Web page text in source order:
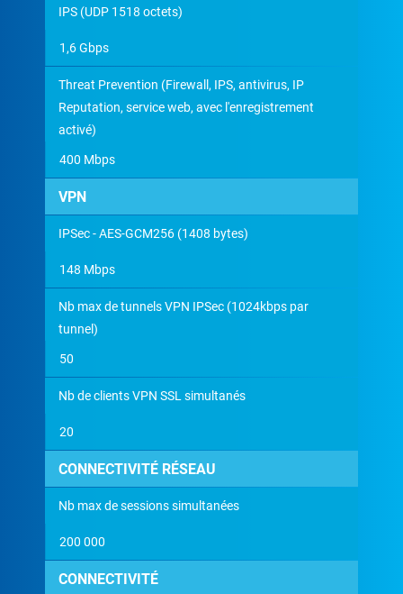
IPS (UDP 1518 octets)
1,6 Gbps
Threat Prevention (Firewall, IPS, antivirus, IP
Reputation, service web, avec l'enregistrement
activé)
400 Mbps
VPN
IPSec - AES-GCM256 (1408 bytes)
148 Mbps
Nb max de tunnels VPN IPSec (1024kbps par
tunnel)
50
Nb de clients VPN SSL simultanés
20
CONNECTIVITÉ RÉSEAU
Nb max de sessions simultanées
200 000
CONNECTIVITÉ